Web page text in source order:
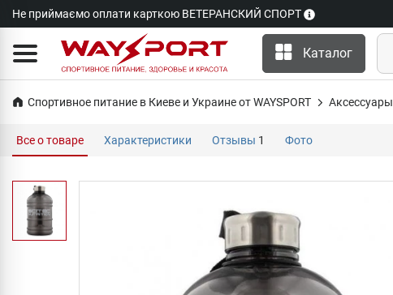
Не приймаємо оплати карткою ВЕТЕРАНСКИЙ СПОРТ
Каталог
Спортивное питание в Киеве и Украине от WAYSPORT Аксеcсуары
Все о товаре Характеристики Отзывы 1 Фото